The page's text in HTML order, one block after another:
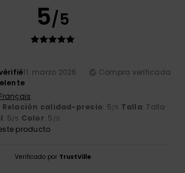
5/5
11. marzo 2026
Compra verificada
Relación calidad-precio: 5/5 Talla: Talla
: 5/5 Color: 5 /5
producto
Verificado por TrustVille